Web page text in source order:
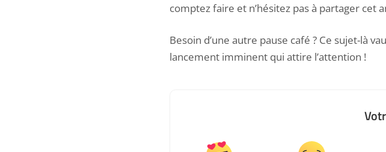
comptez faire et n’hésitez pas à partager cet
Besoin d’une autre pause café ? Ce sujet-là
lancement imminent qui attire l’attention !